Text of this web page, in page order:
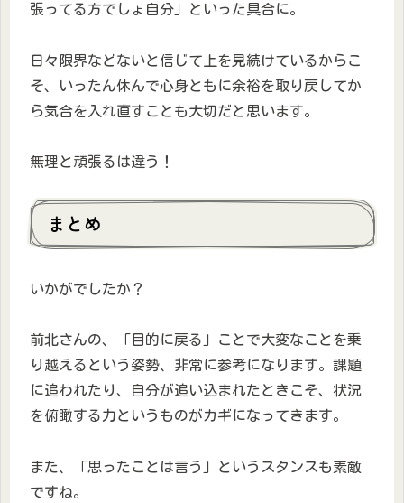
張ってる方でしょ自分」といった具合に。
日々限界などないと信じて上を見続けているからこ
そ、いったん休んで心身ともに余裕を取り戻してか
ら気合を入れ直すことも大切だと思います。
無理と頑張るは違う！
まとめ
いかがでしたか？
前北さんの、「目的に戻る」ことで大変なことを乗
り越えるという姿勢、非常に参考になります。課題
に追われたり、自分が追い込まれたときこそ、状況
を俯瞰する力というものがカギになってきます。
また、「思ったことは言う」というスタンスも素敵
ですね。